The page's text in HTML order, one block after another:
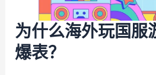
为什么海外玩国服
爆表？